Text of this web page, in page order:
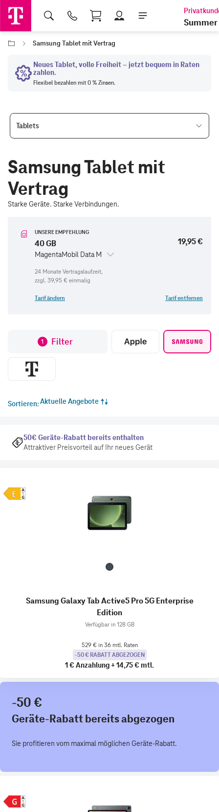
Shopping Cart
Summer
Samsung Tablet mit Vertrag
Tablets
Samsung Tablet mit
Vertrag
Starke Geräte. Starke Verbindungen.
UNSERE EMPFEHLUNG
40 GB
MagentaMobil Data M
19,95 €
zzgl. 39,95 € einmalig
Tarif ändern Tarif entfernen
1 Filter
Sortieren Aktuelle Angebote
50€ Geräte-Rabatt bereits enthalten
Attraktiver Preisvorteil auf Ihr neues Gerät
Samsung Galaxy Tab Active5 Pro 5G Enterprise
Edition
Verfügbar in 128 GB
529 € in 36 mtl. Raten
-50 € RABATT ABGEZOGEN
1 € Anzahlung+14,75 € mtl.
-50 €
Geräte-Rabatt bereits abgezogen
Sie profitieren vom maximal möglichen Geräte-Rabatt.